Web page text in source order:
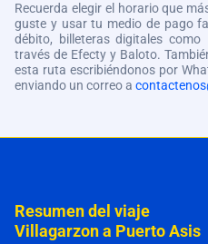
Recuerda elegir el horario que
guste y usar tu medio de pago
débito, billeteras digitales
través de Efecty y Baloto.
esta ruta escribiéndonos por
enviando un correo a
Resumen del viaje
Villagarzon a Puerto Asis